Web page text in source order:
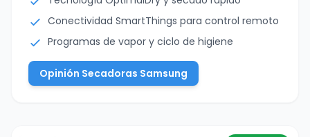
Conectividad SmartThings para control remoto
Programas de vapor y ciclo de higiene
Opinión Secadoras Samsung